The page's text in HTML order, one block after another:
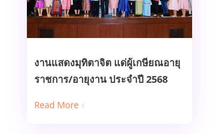
งานแสดงมุทิตาจิต แด่ผู้เกษียณอายุ
ราชการ/อายุงาน ประจำปี 2568
Read More
Read More